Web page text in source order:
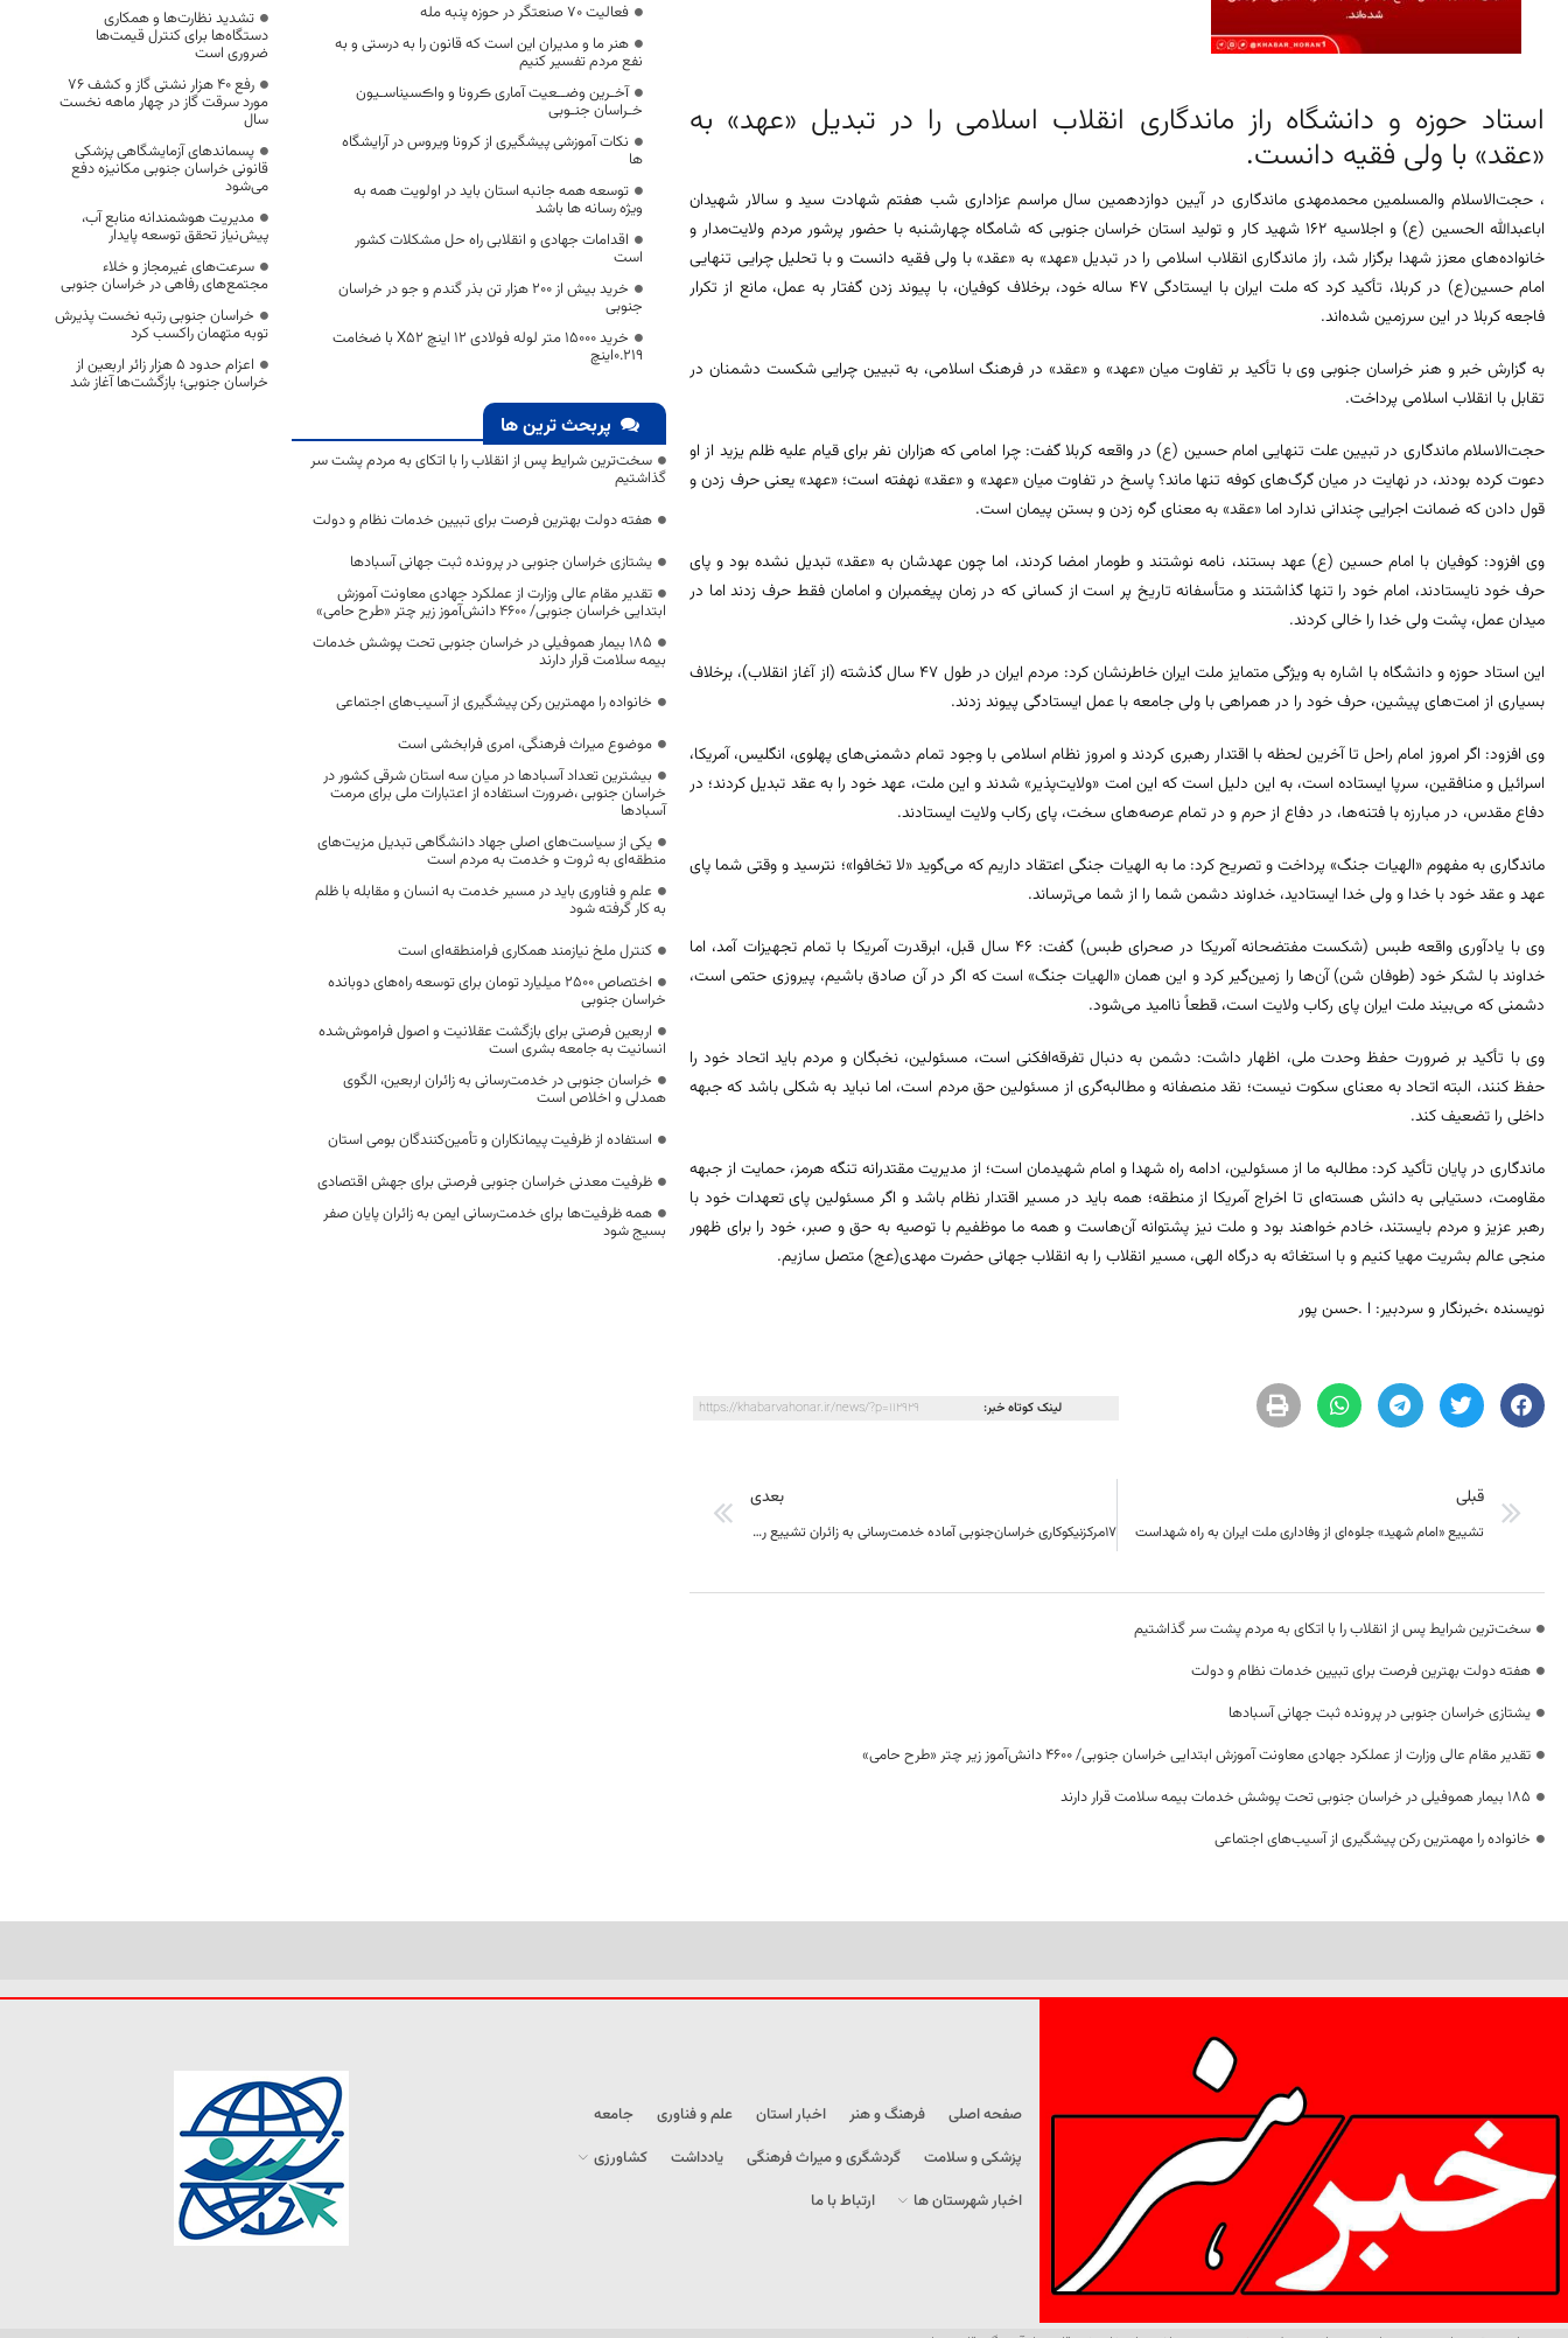
استاد حوزه و دانشگاه راز ماندگاری انقلاب اسلامی را در تبدیل «عهد» به
«عقد» با ولی فقیه دانست.
، حجت‌الاسلام والمسلمین محمدمهدی ماندگاری در آیین دوازدهمین سال مراسم عزاداری شب هفتم شهادت سید و سالار شهیدان
اباعبدالله الحسین (ع) و اجلاسیه 162 شهید کار و تولید استان خراسان جنوبی که شامگاه چهارشنبه با حضور پرشور مردم ولایت‌مدار و
خانواده‌های معزز شهدا برگزار شد، راز ماندگاری انقلاب اسلامی را در تبدیل «عهد» به «عقد» با ولی فقیه دانست و با تحلیل چرایی تنهایی
امام حسین(ع) در کربلا، تأکید کرد که ملت ایران با ایستادگی 47 ساله خود، برخلاف کوفیان، با پیوند زدن گفتار به عمل، مانع از تکرار
فاجعه کربلا در این سرزمین شده‌اند.
به گزارش خبر و هنر خراسان جنوبی وی با تأکید بر تفاوت میان «عهد» و «عقد» در فرهنگ اسلامی، به تبیین چرایی شکست دشمنان در
تقابل با انقلاب اسلامی پرداخت.
حجت‌الاسلام ماندگاری در تبیین علت تنهایی امام حسین (ع) در واقعه کربلا گفت: چرا امامی که هزاران نفر برای قیام علیه ظلم یزید از او
دعوت کرده بودند، در نهایت در میان گرگ‌های کوفه تنها ماند؟ پاسخ در تفاوت میان «عهد» و «عقد» نهفته است؛ «عهد» یعنی حرف زدن و
قول دادن که ضمانت اجرایی چندانی ندارد اما «عقد» به معنای گره زدن و بستن پیمان است.
وی افزود: کوفیان با امام حسین (ع) عهد بستند، نامه نوشتند و طومار امضا کردند، اما چون عهدشان به «عقد» تبدیل نشده بود و پای
حرف خود نایستادند، امام خود را تنها گذاشتند و متأسفانه تاریخ پر است از کسانی که در زمان پیغمبران و امامان فقط حرف زدند اما در
میدان عمل، پشت ولی خدا را خالی کردند.
این استاد حوزه و دانشگاه با اشاره به ویژگی متمایز ملت ایران خاطرنشان کرد: مردم ایران در طول 47 سال گذشته (از آغاز انقلاب)، برخلاف
بسیاری از امت‌های پیشین، حرف خود را در همراهی با ولی جامعه با عمل ایستادگی پیوند زدند.
وی افزود: اگر امروز امام راحل تا آخرین لحظه با اقتدار رهبری کردند و امروز نظام اسلامی با وجود تمام دشمنی‌های پهلوی، انگلیس، آمریکا،
اسرائیل و منافقین، سرپا ایستاده است، به این دلیل است که این امت «ولایت‌پذیر» شدند و این ملت، عهد خود را به عقد تبدیل کردند؛ در
دفاع مقدس، در مبارزه با فتنه‌ها، در دفاع از حرم و در تمام عرصه‌های سخت، پای رکاب ولایت ایستادند.
ماندگاری به مفهوم «الهیات جنگ» پرداخت و تصریح کرد: ما به الهیات جنگی اعتقاد داریم که می‌گوید «لا تخافوا»؛ نترسید و وقتی شما پای
عهد و عقد خود با خدا و ولی خدا ایستادید، خداوند دشمن شما را از شما می‌ترساند.
وی با یادآوری واقعه طبس (شکست مفتضحانه آمریکا در صحرای طبس) گفت: 46 سال قبل، ابرقدرت آمریکا با تمام تجهیزات آمد، اما
خداوند با لشکر خود (طوفان شن) آن‌ها را زمین‌گیر کرد و این همان «الهیات جنگ» است که اگر در آن صادق باشیم، پیروزی حتمی است،
دشمنی که می‌بیند ملت ایران پای رکاب ولایت است، قطعاً ناامید می‌شود.
وی با تأکید بر ضرورت حفظ وحدت ملی، اظهار داشت: دشمن به دنبال تفرقه‌افکنی است، مسئولین، نخبگان و مردم باید اتحاد خود را
حفظ کنند، البته اتحاد به معنای سکوت نیست؛ نقد منصفانه و مطالبه‌گری از مسئولین حق مردم است، اما نباید به شکلی باشد که جبهه
داخلی را تضعیف کند.
ماندگاری در پایان تأکید کرد: مطالبه ما از مسئولین، ادامه راه شهدا و امام شهیدمان است؛ از مدیریت مقتدرانه تنگه هرمز، حمایت از جبهه
مقاومت، دستیابی به دانش هسته‌ای تا اخراج آمریکا از منطقه؛ همه باید در مسیر اقتدار نظام باشد و اگر مسئولین پای تعهدات خود با
رهبر عزیز و مردم بایستند، خادم خواهند بود و ملت نیز پشتوانه آن‌هاست و همه ما موظفیم با توصیه به حق و صبر، خود را برای ظهور
منجی عالم بشریت مهیا کنیم و با استغاثه به درگاه الهی، مسیر انقلاب را به انقلاب جهانی حضرت مهدی(عج) متصل سازیم.
نویسنده ،خبرنگار و سردبیر: ا .حسن پور
لینک کوتاه خبر: https://khabarvahonar.ir/news/?p=112929
قبلی
تشییع «امام شهید» جلوه‌ای از وفاداری ملت ایران به راه شهداست
بعدی
17مرکزنیکوکاری خراسان‌جنوبی آماده خدمت‌رسانی به زائران تشییع رهبر شهید
سخت‌ترین شرایط پس از انقلاب را با اتکای به مردم پشت سر گذاشتیم
هفته دولت بهترین فرصت برای تبیین خدمات نظام و دولت
یشتازی خراسان جنوبی در پرونده ثبت جهانی آسبادها
تقدیر مقام عالی وزارت از عملکرد جهادی معاونت آموزش ابتدایی خراسان جنوبی/ ۴۶۰۰ دانش‌آموز زیر چتر «طرح حامی»
۱۸۵ بیمار هموفیلی در خراسان جنوبی تحت پوشش خدمات بیمه سلامت قرار دارند
خانواده را مهمترین رکن پیشگیری از آسیب‌های اجتماعی
فعالیت ۷۰ صنعتگر در حوزه پنبه مله
هنر ما و مدیران این است که قانون را به درستی و به
نفع مردم تفسیر کنیم
آخـرین وضــعیت آماری ڪرونا و واڪسیناسـیون
خـراسان جنـوبی
نکات آموزشی پیشگیری از کرونا ویروس در آرایشگاه
ها
توسعه همه جانبه استان باید در اولویت همه به
ویژه رسانه ها باشد
اقدامات جهادی و انقلابی راه‌ حل مشکلات کشور
است
خرید بیش از ۲۰۰ هزار تن بذر گندم و جو در خراسان
جنوبی
خرید 15000 متر لوله فولادی 12 اینچ X52 با ضخامت
0.219اینچ
پربحث ترین ها
سخت‌ترین شرایط پس از انقلاب را با اتکای به مردم پشت سر
گذاشتیم
هفته دولت بهترین فرصت برای تبیین خدمات نظام و دولت
یشتازی خراسان جنوبی در پرونده ثبت جهانی آسبادها
تقدیر مقام عالی وزارت از عملکرد جهادی معاونت آموزش
ابتدایی خراسان جنوبی/ ۴۶۰۰ دانش‌آموز زیر چتر «طرح حامی»
۱۸۵ بیمار هموفیلی در خراسان جنوبی تحت پوشش خدمات
بیمه سلامت قرار دارند
خانواده را مهمترین رکن پیشگیری از آسیب‌های اجتماعی
موضوع میراث فرهنگی، امری فرابخشی است
بیشترین تعداد آسبادها در میان سه استان شرقی کشور در
خراسان جنوبی ،ضرورت استفاده از اعتبارات ملی برای مرمت
آسبادها
یکی از سیاست‌های اصلی جهاد دانشگاهی تبدیل مزیت‌های
منطقه‌ای به ثروت و خدمت به مردم است
علم و فناوری باید در مسیر خدمت به انسان و مقابله با ظلم
به کار گرفته شود
کنترل ملخ نیازمند همکاری فرامنطقه‌ای است
اختصاص 2500 میلیارد تومان برای توسعه راه‌های دوبانده
خراسان جنوبی
اربعین فرصتی برای بازگشت عقلانیت و اصول فراموش‌شده
انسانیت به جامعه بشری است
خراسان جنوبی در خدمت‌رسانی به زائران اربعین، الگوی
همدلی و اخلاص است
استفاده از ظرفیت پیمانکاران و تأمین‌کنندگان بومی استان
ظرفیت معدنی خراسان جنوبی فرصتی برای جهش اقتصادی
همه ظرفیت‌ها برای خدمت‌رسانی ایمن به زائران پایان صفر
بسیج شود
تشدید نظارت‌ها و همکاری
دستگاه‌ها برای کنترل قیمت‌ها
ضروری است
رفع 40 هزار نشتی گاز و کشف 76
مورد سرقت گاز در چهار ماهه نخست
سال
پسماندهای آزمایشگاهی پزشکی
قانونی خراسان جنوبی مکانیزه دفع
می‌شود
مدیریت هوشمندانه منابع آب،
پیش‌نیاز تحقق توسعه پایدار
سرعت‌های غیرمجاز و خلاء
مجتمع‌های رفاهی در خراسان جنوبی
خراسان جنوبی رتبه نخست پذیرش
توبه متهمان راکسب کرد
اعزام حدود 5 هزار زائر اربعین از
خراسان جنوبی؛ بازگشت‌ها آغاز شد
صفحه اصلی فرهنگ و هنر اخبار استان علم و فناوری
جامعه
پزشکی و سلامت
گردشگری و میراث فرهنگی یادداشت
کشاورزی
اخبار شهرستان ها
ارتباط با ما